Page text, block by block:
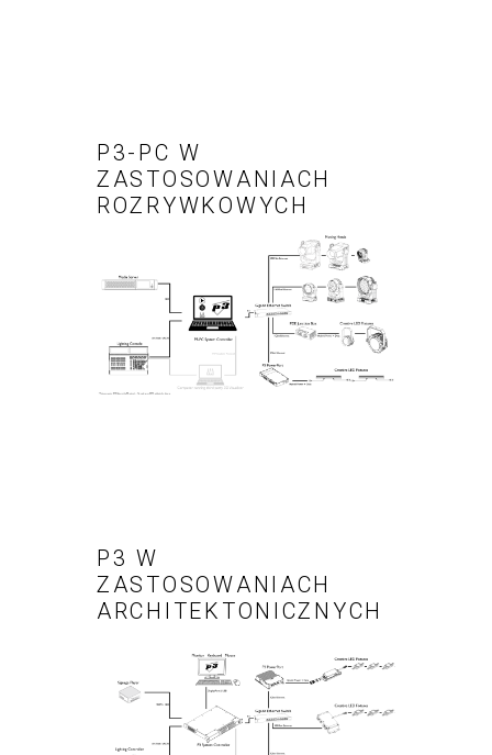
P3-PC W
ZASTOSOWANIACH
ROZRYWKOWYCH
P3 W
ZASTOSOWANIACH
ARCHITEKTONICZNYCH